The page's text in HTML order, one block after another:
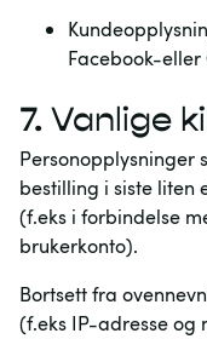
Facebook-
7. Vanlige
Personopplysninger
bestilling i siste liten
(f.eks i forbindelse
brukerkonto).
Bortsett fra
(f.eks IP-adresse og